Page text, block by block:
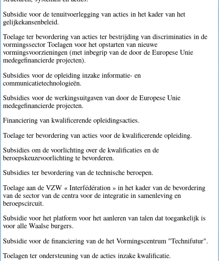
Subsidie voor de tenuitvoerlegging van acties in het kader van het
gelijkekansenbeleid.
Toelage ter bevordering van acties ter bestrijding van discriminaties in de
vormingssector Toelagen voor het opstarten van nieuwe
vormingsvoorzieningen (met inbegrip van de door de Europese Unie
medegefinancierde projecten).
Subsidies voor de opleiding inzake informatie- en
communicatietechnologieën.
Subsidies voor de werkingsuitgaven van door de Europese Unie
medegefinancierde projecten.
Financiering van kwalificerende opleidingsacties.
Toelage ter bevordering van acties voor de kwalificerende opleiding.
Subsidies om de voorlichting over de kwalificaties en de
beroepskeuzevoorlichting te bevorderen.
Subsidies ter bevordering van de technische beroepen.
Toelage aan de VZW « Interfédération » in het kader van de bevordering
van de sector van de centra voor de integratie in samenleving en
beroepscircuit.
Subsidie voor het platform voor het aanleren van talen dat toegankelijk is
voor alle Waalse burgers.
Subsidie voor de financiering van de het Vormingscentrum "Technifutur".
Toelagen ter ondersteuning van de acties inzake kwalificatie.